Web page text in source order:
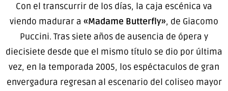
Con el transcurrir de los días, la caja escénica va
viendo madurar a «Madame Butterfly», de Giacomo
Puccini. Tras siete años de ausencia de ópera y
diecisiete desde que el mismo título se dio por última
vez, en la temporada 2005, los espéctaculos de gran
envergadura regresan al escenario del coliseo mayor